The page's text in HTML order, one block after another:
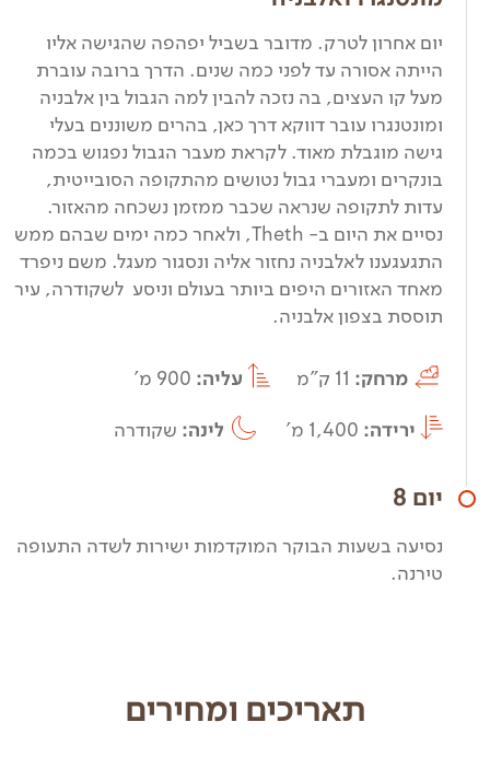
יום אחרון לטרק. מדובר בשביל יפהפה שהגישה אליו
הייתה אסורה עד לפני כמה שנים. הדרך ברובה עוברת
מעל קו העצים, בה נזכה להבין למה הגבול בין אלבניה
ומונטנגרו עובר דווקא דרך כאן, בהרים משוננים בעלי
גישה מוגבלת מאוד. לקראת מעבר הגבול נפגוש בכמה
בונקרים ומעברי גבול נטושים מהתקופה הסובייטית,
עדות לתקופה שנראה שכבר ממזמן נשכחה מהאזור.
נסיים את היום ב- Theth, ולאחר כמה ימים שבהם ממש
התגעגענו לאלבניה נחזור אליה ונסגור מעגל. משם ניפרד
מאחד האזורים היפים ביותר בעולם וניסע לשקודרה, עיר
תוססת בצפון אלבניה.
מרחק: 11 ק"מ עליה: 900 מ'
ירידה: 1,400 מ' לינה: שקודרה
יום 8
נסיעה בשעות הבוקר המוקדמות ישירות לשדה התעופה
טירנה.
תאריכים ומחירים